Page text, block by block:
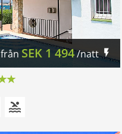
frånSEK 1 494/natt